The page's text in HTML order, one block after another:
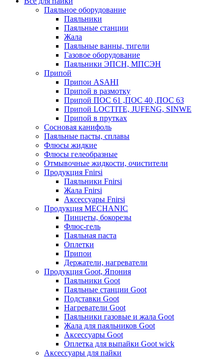
Паяльное оборудование
Паяльники
Паяльные станции
Жала
Паяльные ванны, тигели
Газовое оборудование
Паяльники ЭПСН, МПСЭН
Припой
Припои ASAHI
Припой в размотку
Припой ПОС 61 ,ПОС 40 ,ПОС 63
Припой LOCTITE, JUFENG, SINWE
Припой в прутках
Сосновая канифоль
Паяльные пасты, сплавы
Флюсы жидкие
Флюсы гелеобразные
Отмывочные жидкости, очистители
Продукция Fnirsi
Паяльники Fnirsi
Жала Fnirsi
Аксессуары Fnirsi
Продукция MECHANIC
Пинцеты, бокорезы
Флюс-гель
Паяльная паста
Оплетки
Припои
Держатели, нагреватели
Продукция Goot, Япония
Паяльники Goot
Паяльные станции Goot
Подставки Goot
Нагреватели Goot
Паяльники газовые и жала Goot
Жала для паяльников Goot
Аксессуары Goot
Оплетка для выпайки Goot wick
Аксессуары для пайки